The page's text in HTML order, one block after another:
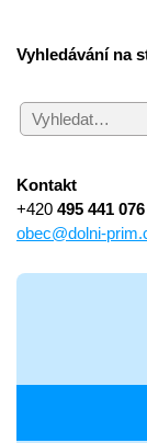
Vyhledávání na
Kontakt
+420 495 441 076
obec@dolni-